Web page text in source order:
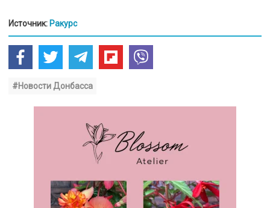
Источник: Ракурс
#Новости Донбасса